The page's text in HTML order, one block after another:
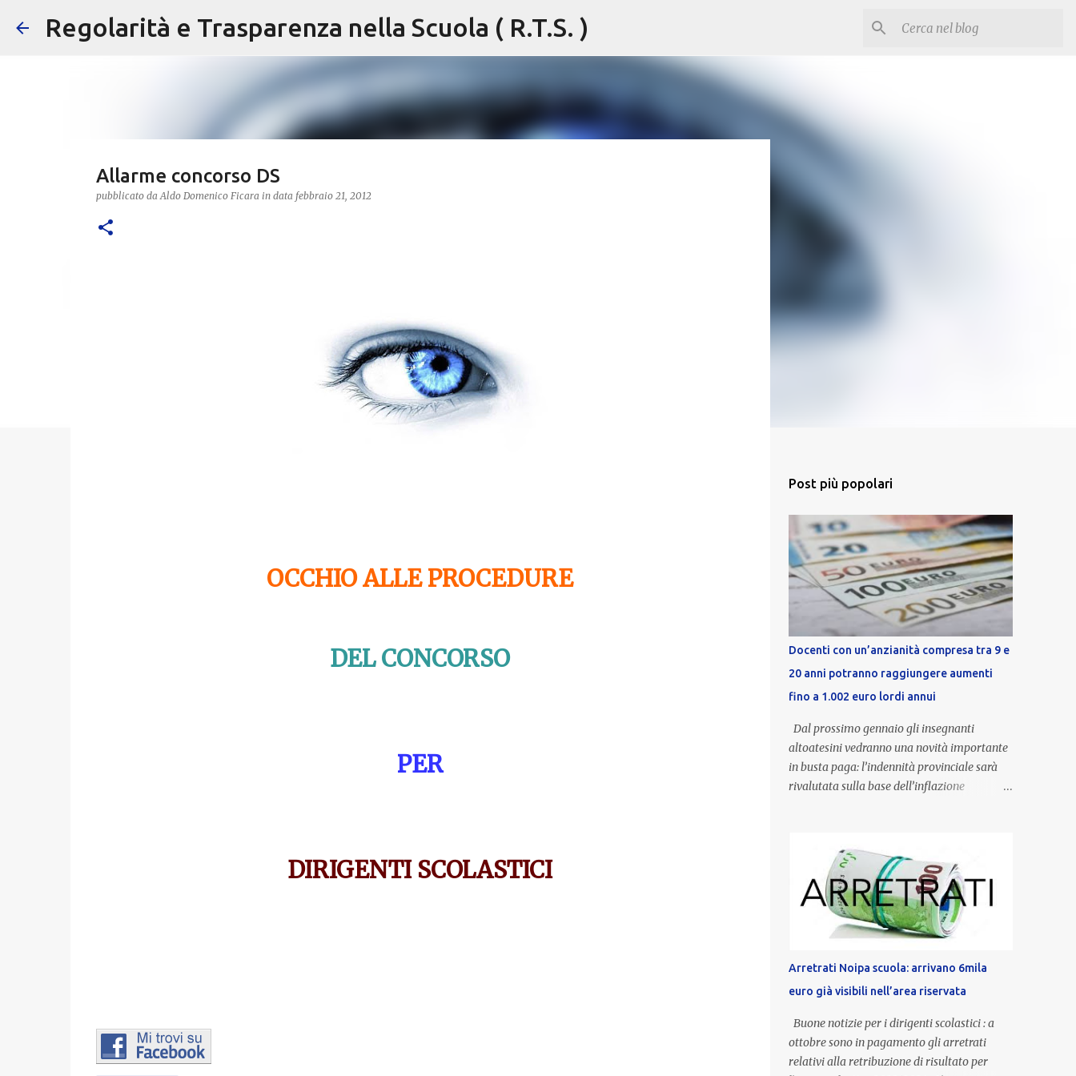
Passa ai contenuti principali
Regolarità e Trasparenza nella Scuola ( R.T.S. )
Allarme concorso DS
pubblicato daAldo Domenico Ficara in data febbraio 21, 2012
OCCHIO ALLE PROCEDURE
DEL CONCORSO
PER
DIRIGENTI SCOLASTICI
Post più popolari
Docenti con un’anzianità compresa tra 9 e
20 anni potranno raggiungere aumenti
fino a 1.002 euro lordi annui
Dal prossimo gennaio gli insegnanti
altoatesini vedranno una novità importante
in busta paga: l’indennità provinciale sarà
rivalutata sulla base dell’inflazione
un’anzianità compresa tra 9 e 20 anni
potranno raggiungere fino a 1.002 euro lordi
annui. Il nuovo contratto provinciale
introduce inoltre un congedo speciale
dedicato alle donne vittime di violenza di
genere, in linea con la normativa nazionale e
con l’obiettivo di offrire maggiore tutela e
supporto in situazioni delicate. L’indennità
provinciale per i docenti è un unicum in
Italia: si tratta di una misura esclusiva della
Provincia autonoma di Bolzano, che integra
Arretrati Noipa scuola: arrivano 6mila
euro già visibili nell’area riservata
Buone notizie per i dirigenti scolastici : a
ottobre sono in pagamento gli arretrati
relativi alla retribuzione di risultato per